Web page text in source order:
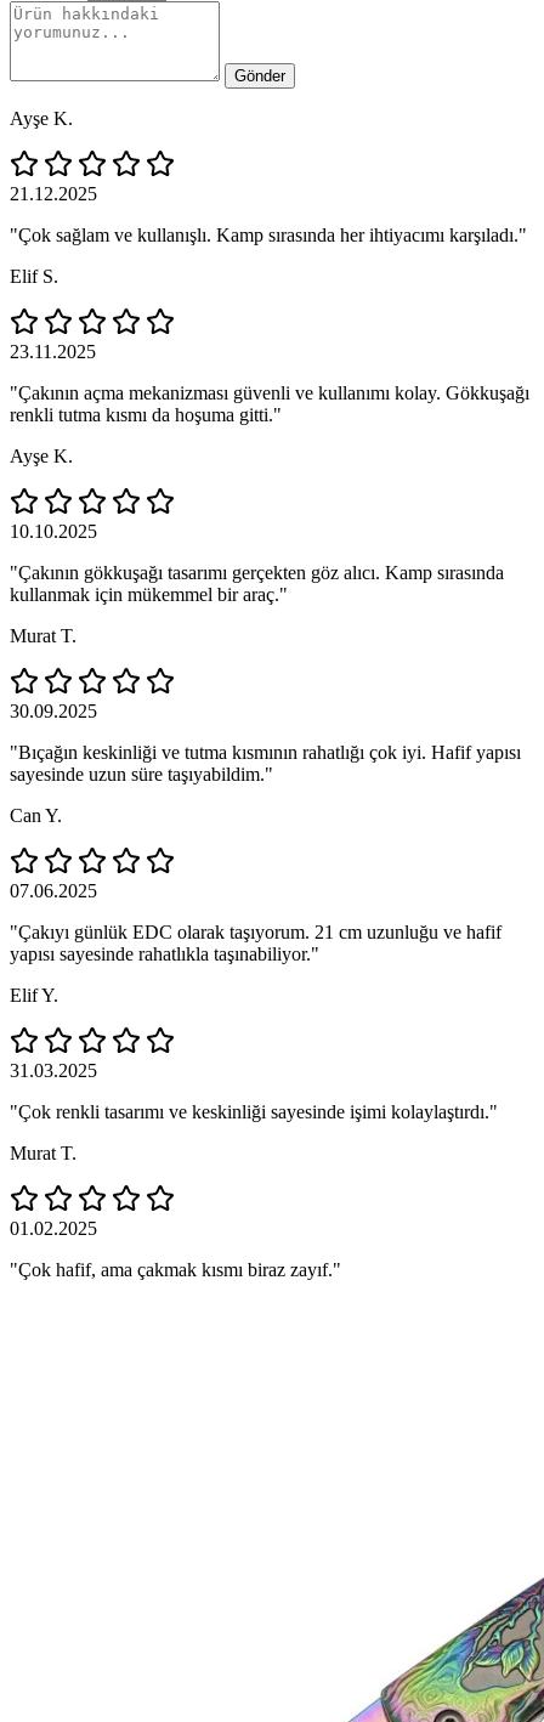
Gönder
Ayşe K.
21.12.2025
"Çok sağlam ve kullanışlı. Kamp sırasında her ihtiyacımı karşıladı."
Elif S.
23.11.2025
"Çakının açma mekanizması güvenli ve kullanımı kolay. Gökkuşağı
renkli tutma kısmı da hoşuma gitti."
Ayşe K.
10.10.2025
"Çakının gökkuşağı tasarımı gerçekten göz alıcı. Kamp sırasında
kullanmak için mükemmel bir araç."
Murat T.
30.09.2025
"Bıçağın keskinliği ve tutma kısmının rahatlığı çok iyi. Hafif yapısı
sayesinde uzun süre taşıyabildim."
Can Y.
07.06.2025
"Çakıyı günlük EDC olarak taşıyorum. 21 cm uzunluğu ve hafif
yapısı sayesinde rahatlıkla taşınabiliyor."
Elif Y.
31.03.2025
"Çok renkli tasarımı ve keskinliği sayesinde işimi kolaylaştırdı."
Murat T.
01.02.2025
"Çok hafif, ama çakmak kısmı biraz zayıf."